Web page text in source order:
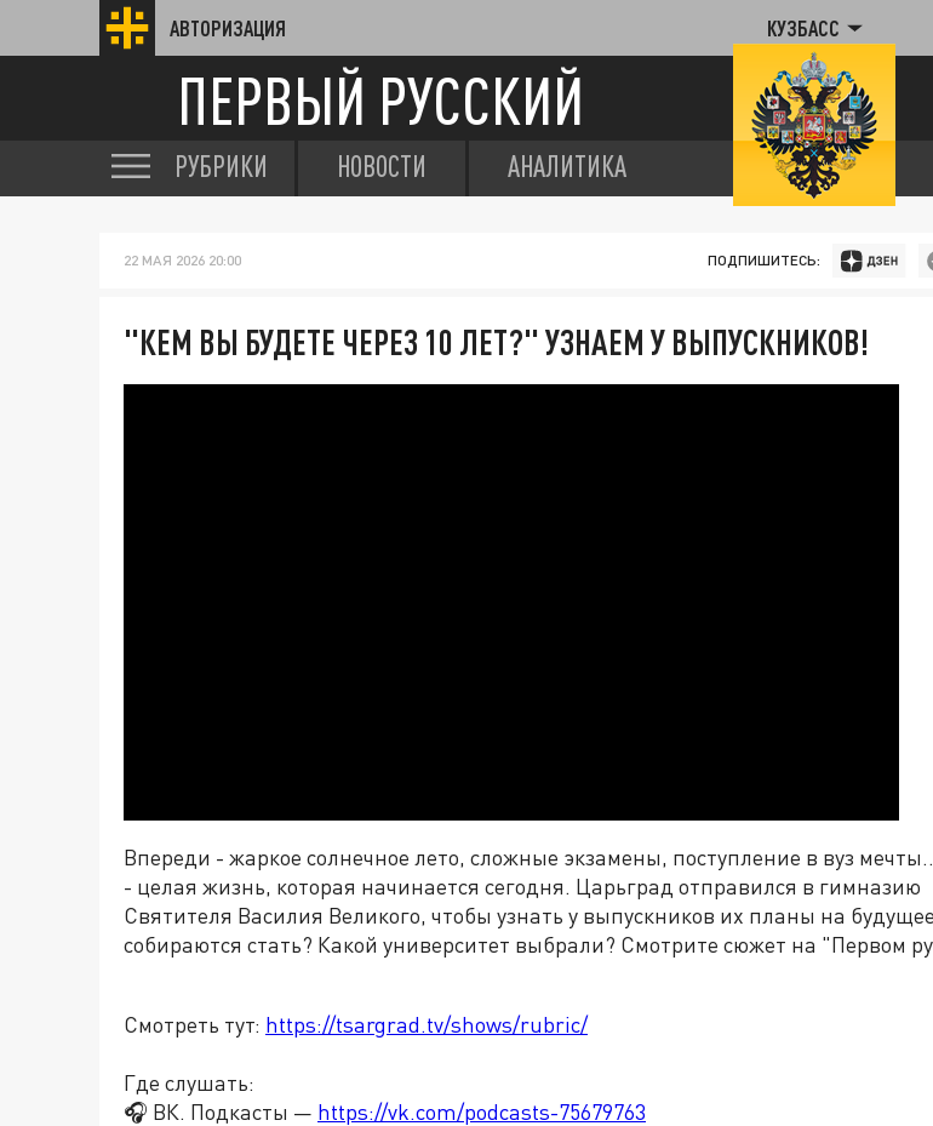
АВТОРИЗАЦИЯ КУЗБАСС
ПЕРВЫЙ РУССКИЙ
РУБРИКИ НОВОСТИ АНАЛИТИКА
22 МАЯ 2026 20:00 ПОДПИШИТЕСЬ:
"КЕМ ВЫ БУДЕТЕ ЧЕРЕЗ 10 ЛЕТ?" УЗНАЕМ У ВЫПУСКНИКОВ!
Впереди - жаркое солнечное лето, сложные экзамены, поступление в вуз
- целая жизнь, которая начинается сегодня. Царьград отправился в гимназию
Святителя Василия Великого, чтобы узнать у выпускников их планы на
собираются стать? Какой университет выбрали? Смотрите сюжет на "Первом
Смотреть тут: https://tsargrad.tv/shows/rubric/
Где слушать:
🎧 ВК. Подкасты — https://vk.com/podcasts-75679763